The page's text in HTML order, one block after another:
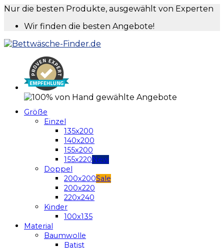
Nur die besten Produkte, ausgewählt von Experten
Wir finden die besten Angebote!
Größe
Einzel
135x200
140x200
155x200
155x220
Doppel
200x200
200x220
220x240
Kinder
100x135
Material
Baumwolle
Batist